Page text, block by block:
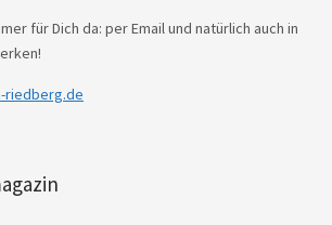
für Dich da: per Email und natürlich auch in
riedberg.de